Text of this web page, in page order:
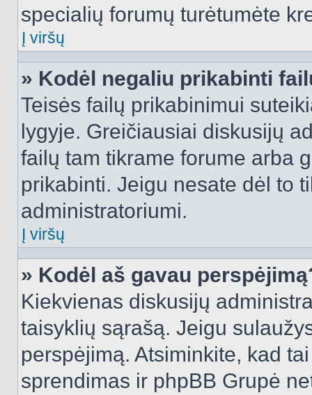
specialių forumų turėtumėte
Į viršų
» Kodėl negaliu prikabinti
Teisės failų prikabinimui
lygyje. Greičiausiai diskusijų
failų tam tikrame forume arba
prikabinti. Jeigu nesate dėl to
administratoriumi.
Į viršų
» Kodėl aš gavau
Kiekvienas diskusijų
taisyklių sąrašą. Jeigu
perspėjimą. Atsiminkite, kad
sprendimas ir phpBB Grupė